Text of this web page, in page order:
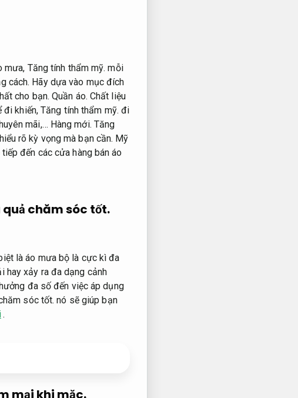
mưa, Tăng tính thẩm mỹ. mỗi
cách. Hãy dựa vào mục đích
cho bạn.Quần áo. Chất liệu
đi khiến,Tăng tính thẩm mỹ. đi
mãi,… Hàng mới. Tăng
hiểu rõ kỳ vọng mà bạn cần. Mỹ
đến các cửa hàng bán áo
quả chăm sóc tốt.
là áo mưa bộ là cực kì đa
hay xảy ra đa dạng cảnh
đa số đến việc áp dụng
sóc tốt. nó sẽ giúp bạn
.
mại khi mặc.